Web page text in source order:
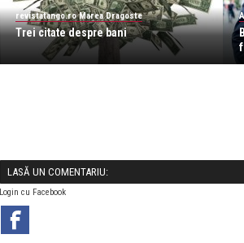
revistatango.ro Marea Dragoste
Trei citate despre bani
LASĂ UN COMENTARIU:
Login cu Facebook